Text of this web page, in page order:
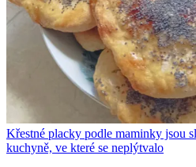
Křestné placky podle maminky jsou
kuchyně, ve které se neplýtvalo